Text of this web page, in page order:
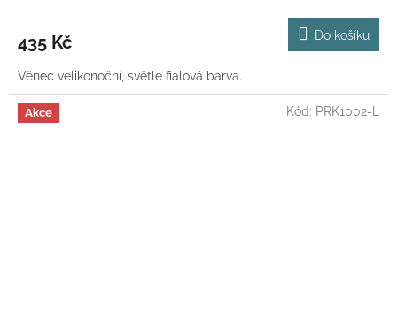
je
z
5
hvězdiček.
435 Kč Do košíku
Věnec velikonoční, světle fialová barva.
Akce Kód: PRK1002-L